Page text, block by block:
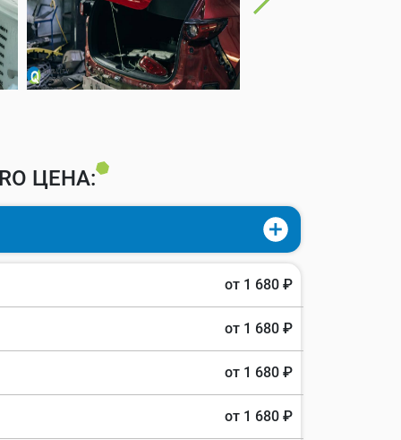
ЦЕНА:
от 1 680 ₽
от 1 680 ₽
от 1 680 ₽
от 1 680 ₽